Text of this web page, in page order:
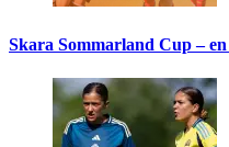
Skara Sommarland Cup –